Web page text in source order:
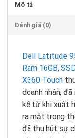
Mô tả
Đánh giá (0)
Dell Latitude
Ram 16GB,
X360 Touch
doanh nhân,
kể từ khi xuất
ra mắt trong
đã thu hút sự